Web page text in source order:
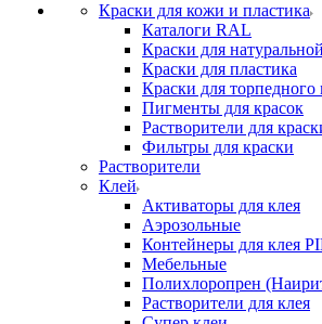
Краски для кожи и пластика
Каталоги RAL
Краски для
Краски для пластика
Краски для
Пигменты для красок
Растворители для
Фильтры для краски
Растворители
Клей
Активаторы для клея
Аэрозольные
Контейнеры для клея
Мебельные
Полихлоропрен
Растворители для клея